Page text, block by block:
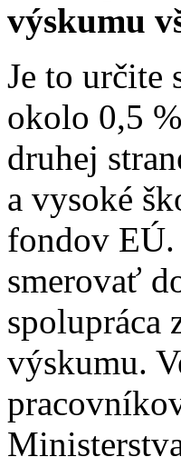
výskumu
Je to určite
okolo 0,5
druhej
a vysoké
fondov
smerovať
spolupráca
výskumu.